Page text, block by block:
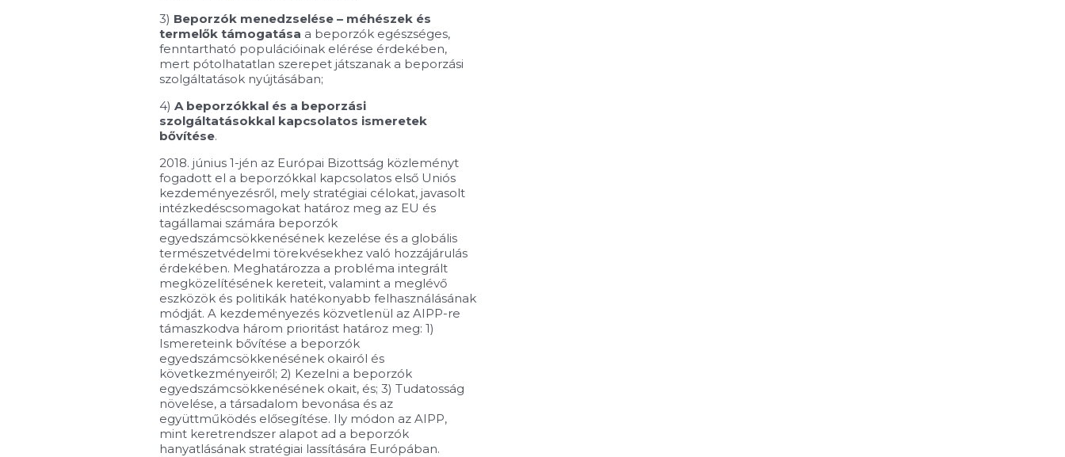
3) Beporzók menedzselése – méhészek és
termelők támogatása a beporzók egészséges,
fenntartható populációinak elérése érdekében,
mert pótolhatatlan szerepet játszanak a beporzási
szolgáltatások nyújtásában;
4) A beporzókkal és a beporzási
szolgáltatásokkal kapcsolatos ismeretek
bővítése.
2018. június 1-jén az Európai Bizottság közleményt
fogadott el a beporzókkal kapcsolatos első Uniós
kezdeményezésről, mely stratégiai célokat, javasolt
intézkedéscsomagokat határoz meg az EU és
tagállamai számára beporzók
egyedszámcsökkenésének kezelése és a globális
természetvédelmi törekvésekhez való hozzájárulás
érdekében. Meghatározza a probléma integrált
megközelítésének kereteit, valamint a meglévő
eszközök és politikák hatékonyabb felhasználásának
módját. A kezdeményezés közvetlenül az AIPP-re
támaszkodva három prioritást határoz meg: 1)
Ismereteink bővítése a beporzók
egyedszámcsökkenésének okairól és
következményeiről; 2) Kezelni a beporzók
egyedszámcsökkenésének okait, és; 3) Tudatosság
növelése, a társadalom bevonása és az
együttműködés elősegítése. Ily módon az AIPP,
mint keretrendszer alapot ad a beporzók
hanyatlásának stratégiai lassítására Európában.